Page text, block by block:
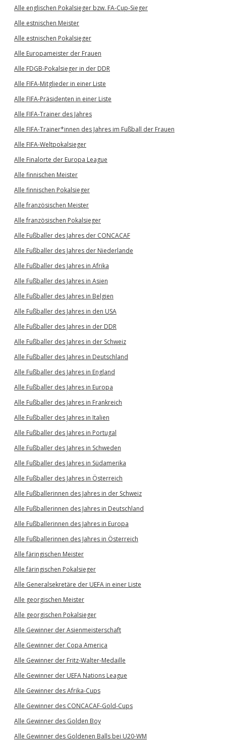
Alle englischen Pokalsieger bzw. FA-Cup-Sieger
Alle estnischen Meister
Alle estnischen Pokalsieger
Alle Europameister der Frauen
Alle FDGB-Pokalsieger in der DDR
Alle FIFA-Mitglieder in einer Liste
Alle FIFA-Präsidenten in einer Liste
Alle FIFA-Trainer des Jahres
Alle FIFA-Trainer*innen des Jahres im Fußball der Frauen
Alle FIFA-Weltpokalsieger
Alle Finalorte der Europa League
Alle finnischen Meister
Alle finnischen Pokalsieger
Alle französischen Meister
Alle französischen Pokalsieger
Alle Fußballer des Jahres der CONCACAF
Alle Fußballer des Jahres der Niederlande
Alle Fußballer des Jahres in Afrika
Alle Fußballer des Jahres in Asien
Alle Fußballer des Jahres in Belgien
Alle Fußballer des Jahres in den USA
Alle Fußballer des Jahres in der DDR
Alle Fußballer des Jahres in der Schweiz
Alle Fußballer des Jahres in Deutschland
Alle Fußballer des Jahres in England
Alle Fußballer des Jahres in Europa
Alle Fußballer des Jahres in Frankreich
Alle Fußballer des Jahres in Italien
Alle Fußballer des Jahres in Portugal
Alle Fußballer des Jahres in Schweden
Alle Fußballer des Jahres in Südamerika
Alle Fußballer des Jahres in Österreich
Alle Fußballerinnen des Jahres in der Schweiz
Alle Fußballerinnen des Jahres in Deutschland
Alle Fußballerinnen des Jahres in Europa
Alle Fußballerinnen des Jahres in Österreich
Alle färingischen Meister
Alle färingischen Pokalsieger
Alle Generalsekretäre der UEFA in einer Liste
Alle georgischen Meister
Alle georgischen Pokalsieger
Alle Gewinner der Asienmeisterschaft
Alle Gewinner der Copa America
Alle Gewinner der Fritz-Walter-Medaille
Alle Gewinner der UEFA Nations League
Alle Gewinner des Afrika-Cups
Alle Gewinner des CONCACAF-Gold-Cups
Alle Gewinner des Golden Boy
Alle Gewinner des Goldenen Balls bei U20-WM